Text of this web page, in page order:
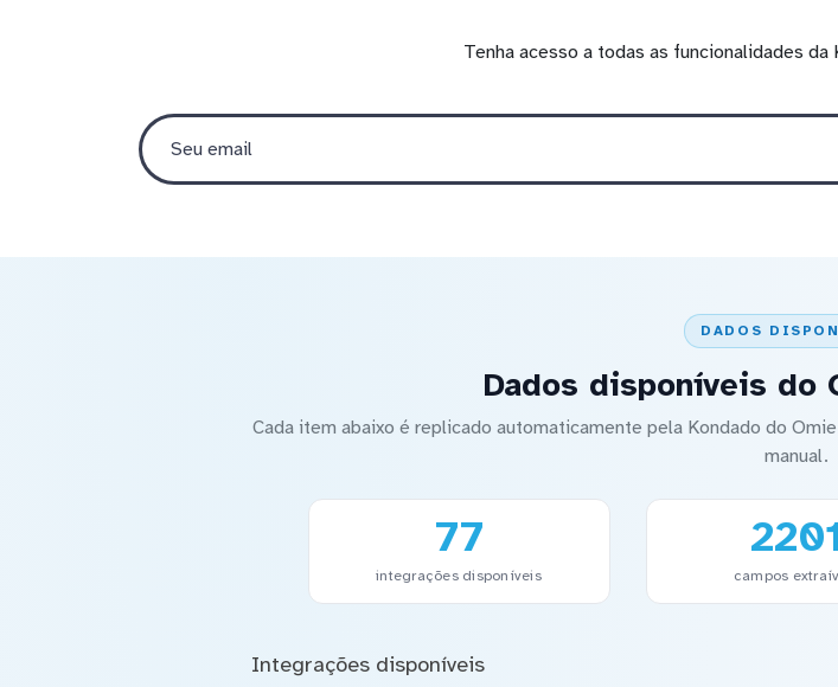
Tenha acesso a todas as funcionalidades
DADOS
Dados disponíveis do
Cada item abaixo é replicado automaticamente pela Kondado do
manual.
77
integrações disponíveis campos
Integrações disponíveis